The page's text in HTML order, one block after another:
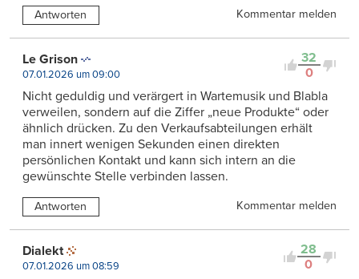
Antworten Kommentar melden
32
0
Le Grison
07.01.2026 um 09:00
Nicht geduldig und verärgert in Wartemusik und Blabla
verweilen, sondern auf die Ziffer „neue Produkte“ oder
ähnlich drücken. Zu den Verkaufsabteilungen erhält
man innert wenigen Sekunden einen direkten
persönlichen Kontakt und kann sich intern an die
gewünschte Stelle verbinden lassen.
Antworten Kommentar melden
28
0
Dialekt
07.01.2026 um 08:59